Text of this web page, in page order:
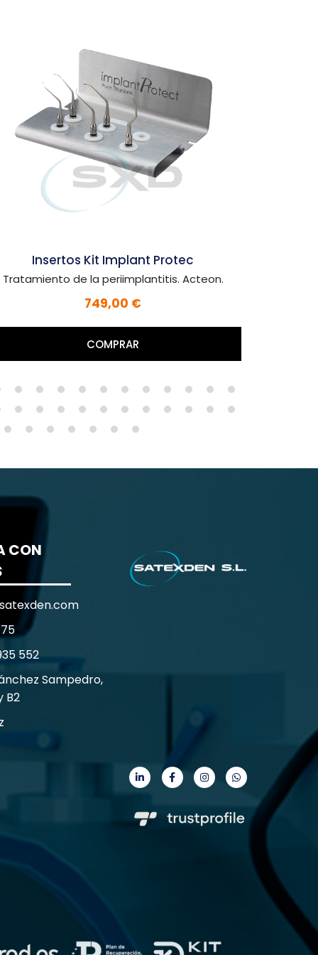
Inserto retrocirugía P15RD
Inserto retrocirugía. Acteon.
157,00 €
COMPRAR
CON
552
Sampedro,
B2